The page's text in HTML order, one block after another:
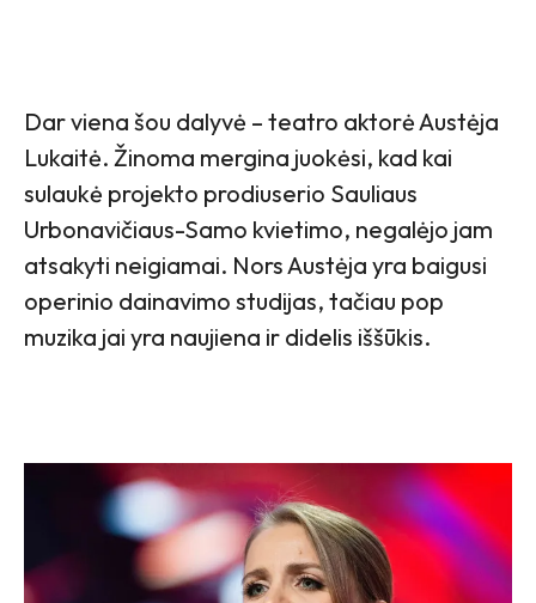
Dar viena šou dalyvė – teatro aktorė Austėja
Lukaitė. Žinoma mergina juokėsi, kad kai
sulaukė projekto prodiuserio Sauliaus
Urbonavičiaus-Samo kvietimo, negalėjo jam
atsakyti neigiamai. Nors Austėja yra baigusi
operinio dainavimo studijas, tačiau pop
muzika jai yra naujiena ir didelis iššūkis.